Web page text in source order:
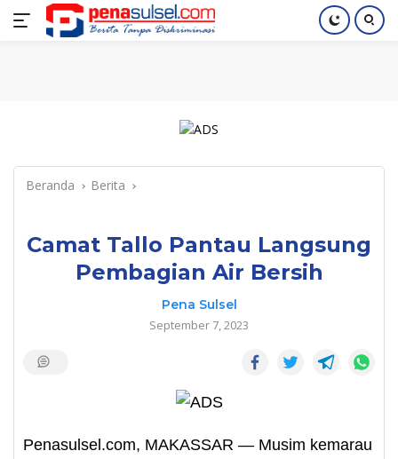
Langsung
Home Nasional Pendidikan Index
Beranda Berita
Camat Tallo Pantau Langsung
Pembagian Air Bersih
Pena Sulsel
September 7, 2023
Penasulsel.com, MAKASSAR — Musim kemarau